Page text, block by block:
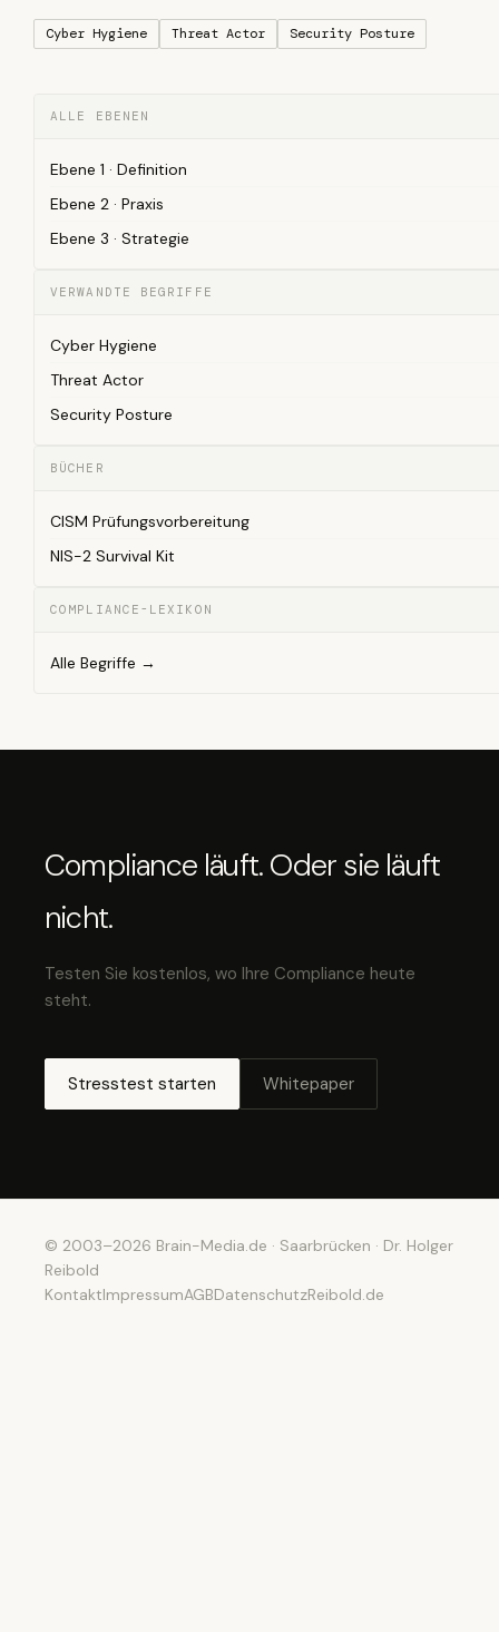
Cyber Hygiene Threat Actor Security Posture
ALLE EBENEN
Ebene 1 · Definition
Ebene 2 · Praxis
Ebene 3 · Strategie
VERWANDTE BEGRIFFE
Cyber Hygiene
Threat Actor
Security Posture
BÜCHER
CISM Prüfungsvorbereitung
NIS-2 Survival Kit
COMPLIANCE-LEXIKON
Alle Begriffe →
Compliance läuft. Oder sie läuft
nicht.
Testen Sie kostenlos, wo Ihre Compliance heute
steht.
Stresstest starten Whitepaper
© 2003–2026 Brain-Media.de · Saarbrücken · Dr. Holger
Reibold
KontaktImpressumAGBDatenschutzReibold.de